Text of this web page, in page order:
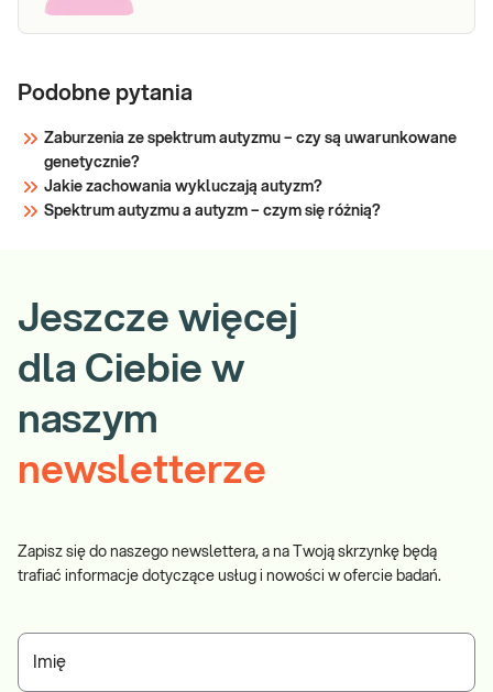
Podobne pytania
Zaburzenia ze spektrum autyzmu – czy są uwarunkowane
genetycznie?
Jakie zachowania wykluczają autyzm?
Spektrum autyzmu a autyzm – czym się różnią?
Jeszcze więcej
dla Ciebie w
naszym
newsletterze
Zapisz się do naszego newslettera, a na Twoją skrzynkę będą
trafiać informacje dotyczące usług i nowości w ofercie badań.
Imię